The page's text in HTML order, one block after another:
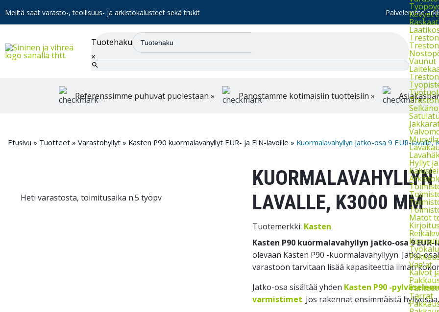
Meiltä saat varasto-, teollisuus- ja arkistokalusteet sekä trukit Palvelemme
Tuotehaku
×
Kevyet
Vaunut
Hyllyt
Matot
Vaa'at
Kalvot
Vanteet
Tarrat
Referenssimme puhuvat puolestaan » Panostamme kotimaisiin tuotteisiin »
Etusivu » Tuotteet » Varastohyllyt » Kasten P90 kuormalavahyllyt EUR- ja FIN-lavoille » Kuormalavahyllyn jatko-osa 9 EUR-lavalle,
Heti varastosta, toimitusaika n.5 työpv
LAVALLE, K3000 MM
Tuotemerkki: Kasten
Kasten P90 kuormalavahyllyn jatko-osa 9 EUR-
olevaan Kasten P90 -kuormalavahyllyyn. Jatko-
varastoon tarvitaan lisää kapasiteettia ilman
Jatko-osa sisältää yhden Kasten P90 -
varmistimet. Jos rakennat ensimmäistä